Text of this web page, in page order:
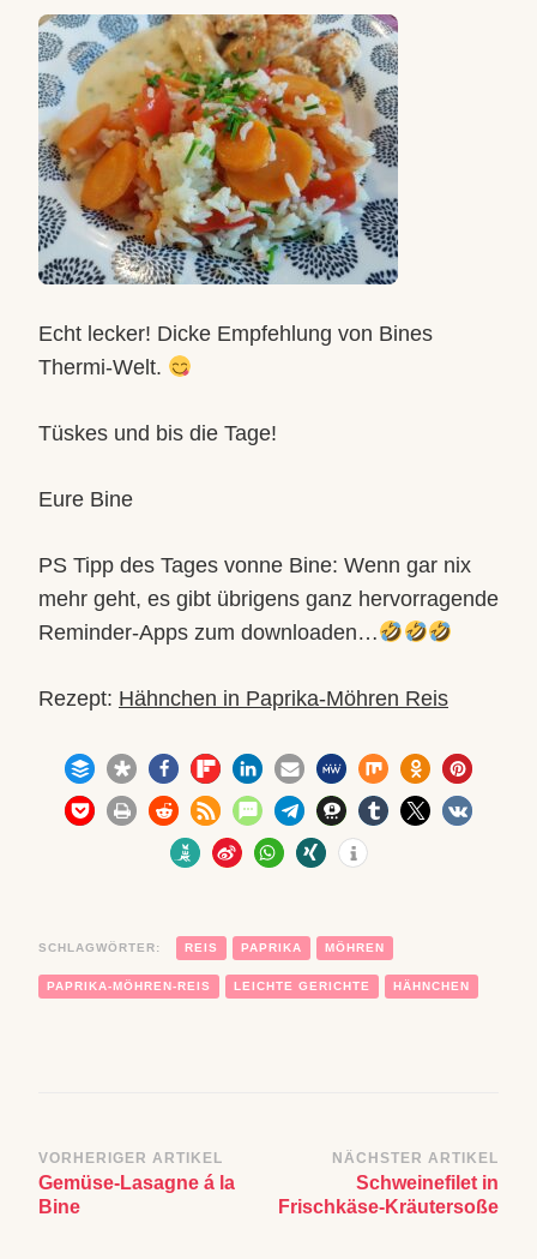
Echt lecker! Dicke Empfehlung von Bines
Thermi-Welt.
Tüskes und bis die Tage!
Eure Bine
PS Tipp des Tages vonne Bine: Wenn gar nix
mehr geht, es gibt übrigens ganz hervorragende
Reminder-Apps zum downloaden…
Rezept: Hähnchen in Paprika-Möhren Reis
SCHLAGWÖRTER: REIS PAPRIKA MÖHREN
PAPRIKA-MÖHREN-REIS LEICHTE GERICHTE HÄHNCHEN
Beitragsnavigation
VORHERIGER ARTIKEL
Gemüse-Lasagne á la
Bine
NÄCHSTER ARTIKEL
Schweinefilet in
Frischkäse-Kräutersoße